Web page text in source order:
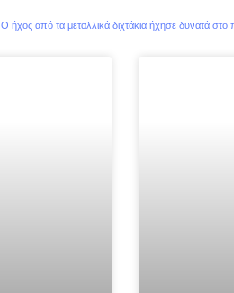
Ο ήχος από τα μεταλλικά διχτάκια ήχησε δυνατά